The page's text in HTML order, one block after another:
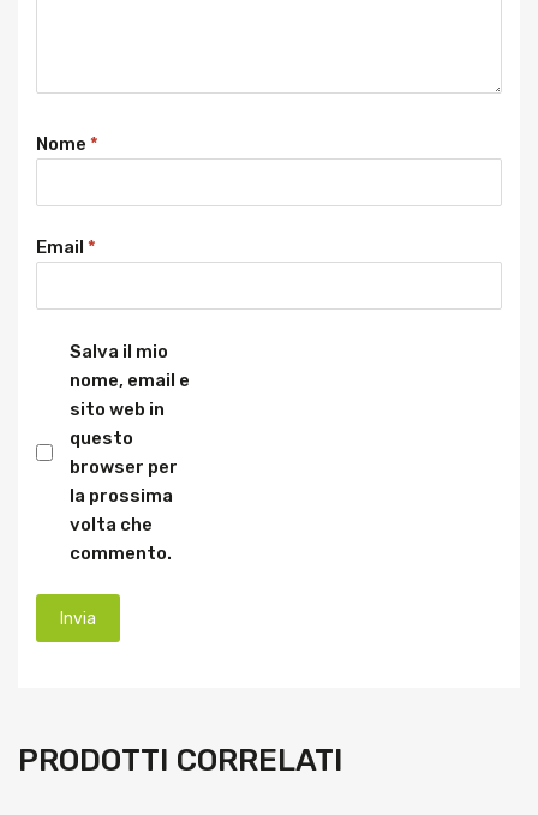
Nome *
Email *
Salva il mio
nome, email e
sito web in
questo
browser per
la prossima
volta che
commento.
PRODOTTI CORRELATI